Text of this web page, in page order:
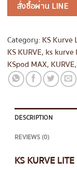
สั่งซื้อผ่าน LINE
Category: KS Kurve
KS KURVE, ks kurve
KSpod MAX, KURVE,
DESCRIPTION
REVIEWS (0)
KS KURVE